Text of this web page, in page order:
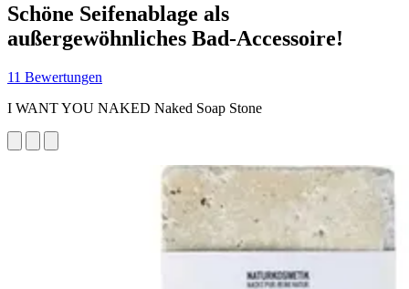
Schöne Seifenablage als
außergewöhnliches Bad-Accessoire!
11 Bewertungen
I WANT YOU NAKED Naked Soap Stone